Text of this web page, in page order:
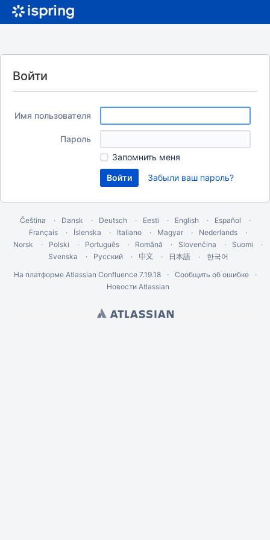
Войти
Имя пользователя
Пароль
Запомнить меня
Забыли ваш пароль?
Čeština Dansk Deutsch Eesti English
Español
Français
Íslenska Italiano Magyar
Nederlands
Norsk
Polski Português Română Slovenčina
Suomi
Svenska
Русский 中文 日本語
한국어
На платформе Atlassian Confluence 7.19.18
Сообщить об ошибке
Новости Atlassian